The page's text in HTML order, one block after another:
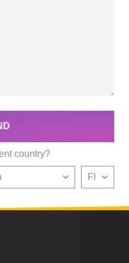
country?
FI